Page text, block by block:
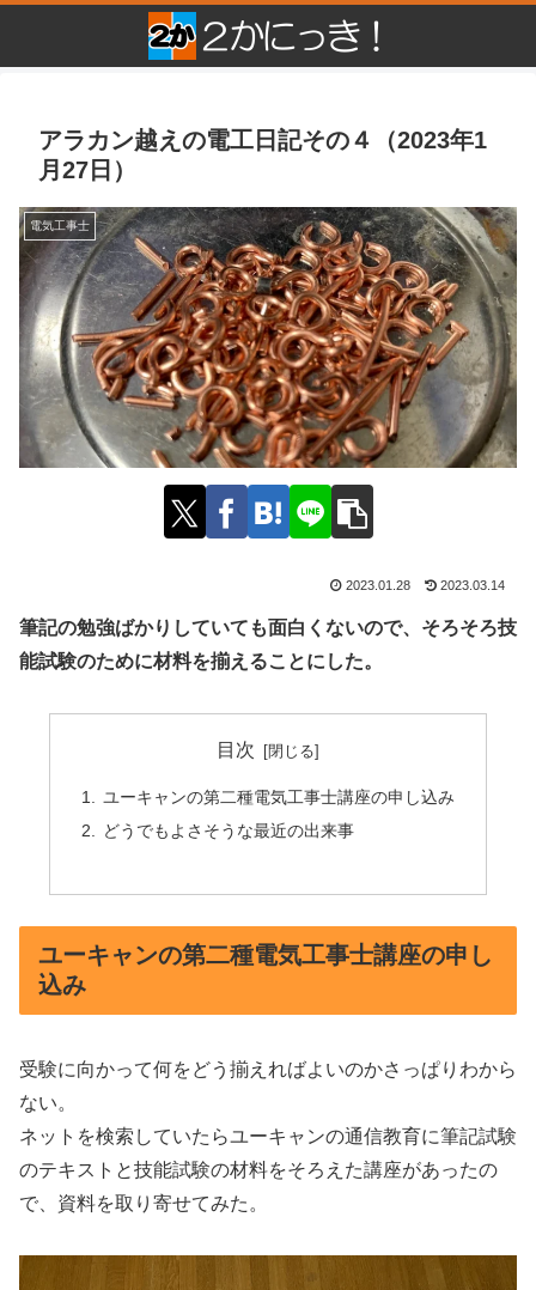
アラカン越えの電工日記その４（2023年1
月27日）
電気工事士
2023.01.28 2023.03.14
筆記の勉強ばかりしていても面白くないので、そろそろ技
能試験のために材料を揃えることにした。
目次
ユーキャンの第二種電気工事士講座の申し込み
どうでもよさそうな最近の出来事
ユーキャンの第二種電気工事士講座の申し
込み
受験に向かって何をどう揃えればよいのかさっぱりわから
ない。
ネットを検索していたらユーキャンの通信教育に筆記試験
のテキストと技能試験の材料をそろえた講座があったの
で、資料を取り寄せてみた。